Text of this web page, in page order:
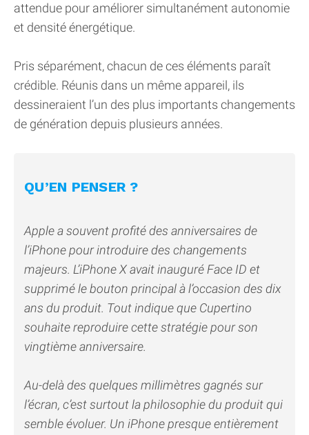
attendue pour améliorer simultanément autonomie
et densité énergétique.
Pris séparément, chacun de ces éléments paraît
crédible. Réunis dans un même appareil, ils
dessineraient l’un des plus importants changements
de génération depuis plusieurs années.
QU’EN PENSER ?
Apple a souvent profité des anniversaires de
l’iPhone pour introduire des changements
majeurs. L’iPhone X avait inauguré Face ID et
supprimé le bouton principal à l’occasion des dix
ans du produit. Tout indique que Cupertino
souhaite reproduire cette stratégie pour son
vingtième anniversaire.
Au-delà des quelques millimètres gagnés sur
l’écran, c’est surtout la philosophie du produit qui
semble évoluer. Un iPhone presque entièrement